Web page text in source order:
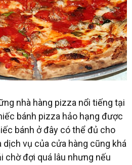
nhà hàng pizza nổi tiếng tại
bánh pizza hảo hạng được
bánh ở đây có thể đủ cho
dịch vụ của cửa hàng cũng khá
chờ đợi quá lâu nhưng nếu